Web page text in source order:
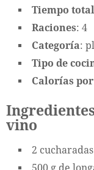
Tiempo total
Raciones: 4
Categoría:
Tipo de
Calorías
vino
2
500 g de